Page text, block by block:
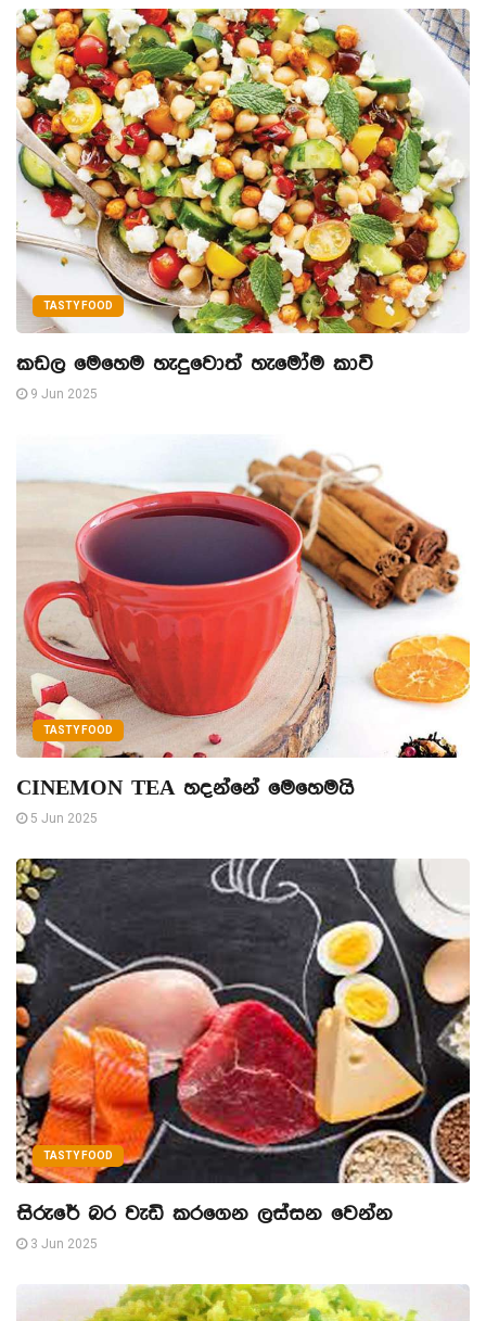
TASTY FOOD
කඩල මෙහෙම හැදුවොත් හැමෝම කාවි
9 Jun 2025
TASTY FOOD
CINEMON TEA හදන්නේ මෙහෙමයි
5 Jun 2025
TASTY FOOD
සිරුරේ බර වැඩි කරගෙන ලස්සන වෙන්න
3 Jun 2025